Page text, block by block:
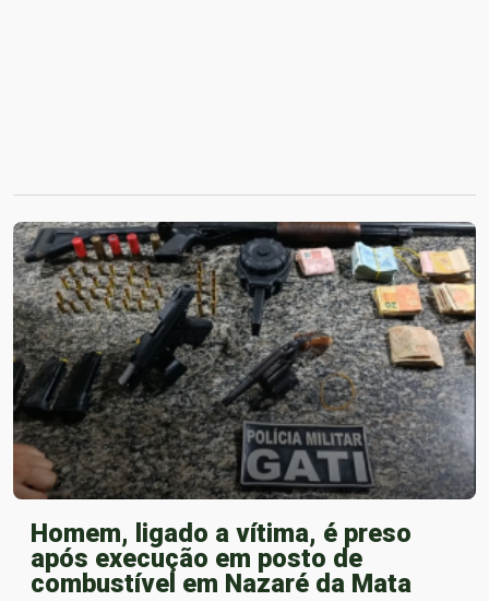
Homem, ligado a vítima, é preso
após execução em posto de
combustível em Nazaré da Mata